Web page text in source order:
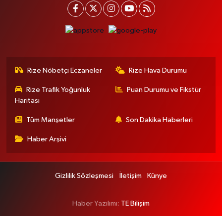
Rize Nöbetçi Eczaneler Rize Hava Durumu
Rize Trafik Yoğunluk
Haritası
Puan Durumu ve Fikstür
Tüm Manşetler Son Dakika Haberleri
Haber Arşivi
Gizlilik Sözleşmesi İletişim Künye
Haber Yazılımı: TE Bilişim